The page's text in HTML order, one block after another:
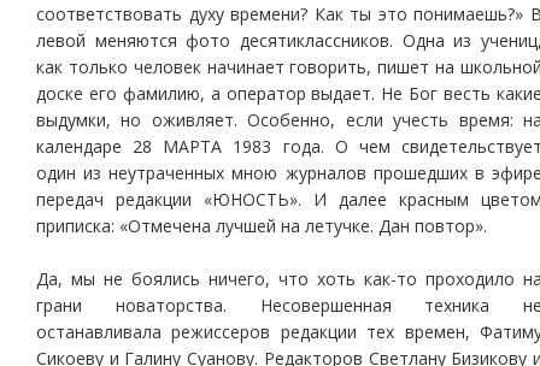
соответствовать духу времени? Как ты это понимаешь?»
левой меняются фото десятиклассников. Одна из
как только человек начинает говорить, пишет на
доске его фамилию, а оператор выдает. Не Бог весть
выдумки, но оживляет. Особенно, если учесть время:
календаре 28 МАРТА 1983 года. О чем
один из неутраченных мною журналов прошедших в
передач редакции «ЮНОСТЬ». И далее красным
приписка: «Отмечена лучшей на летучке. Дан повтор».
Да, мы не боялись ничего, что хоть как-то проходило
грани новаторства. Несовершенная техника
останавливала режиссеров редакции тех времен,
Сикоеву и Галину Суанову. Редакторов Светлану Бизикову